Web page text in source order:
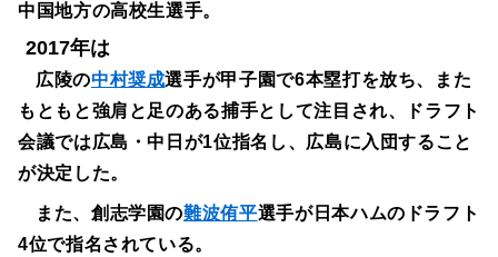
中国地方の高校生選手。
2017年は
広陵の中村奨成選手が甲子園で6本塁打を放ち、また
もともと強肩と足のある捕手として注目され、ドラフト
会議では広島・中日が1位指名し、広島に入団すること
が決定した。
また、創志学園の難波侑平選手が日本ハムのドラフト
4位で指名されている。